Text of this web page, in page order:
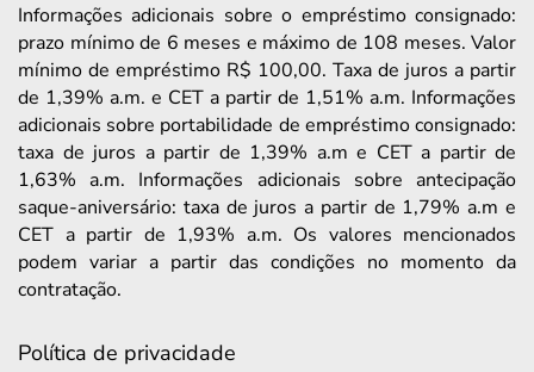
Informações adicionais sobre o empréstimo consignado:
prazo mínimo de 6 meses e máximo de 108 meses. Valor
mínimo de empréstimo R$ 100,00. Taxa de juros a partir
de 1,39% a.m. e CET a partir de 1,51% a.m. Informações
adicionais sobre portabilidade de empréstimo consignado:
taxa de juros a partir de 1,39% a.m e CET a partir de
1,63% a.m. Informações adicionais sobre antecipação
saque-aniversário: taxa de juros a partir de 1,79% a.m e
CET a partir de 1,93% a.m. Os valores mencionados
podem variar a partir das condições no momento da
contratação.
Política de privacidade